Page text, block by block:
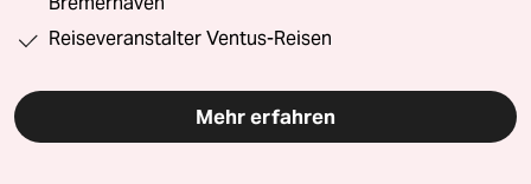
Reiseveranstalter Ventus-Reisen
Mehr erfahren